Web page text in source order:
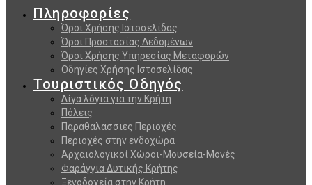
Πληροφορίες
Όροι Χρήσης Ιστοσελίδας
Όροι Προστασίας Δεδομένων
Όροι Χρήσης Υπηρεσίας Μεταφορών
Οδηγίες Χρήσης Ιστοσελίδας
Τουριστικός Οδηγός
Λίγα λόγια για την Κρήτη
Πόλεις
Παραθαλάσσιες Περιοχές
Περιοχές στην ενδοχώρα
Αρχαιολογικοί Χώροι-Μουσεία-Μονές
Φαράγγια Δυτικής Κρήτης
Ξενοδοχεία στην Κρήτη